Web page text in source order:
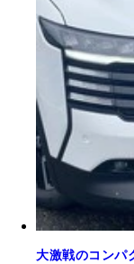
大激戦のコン